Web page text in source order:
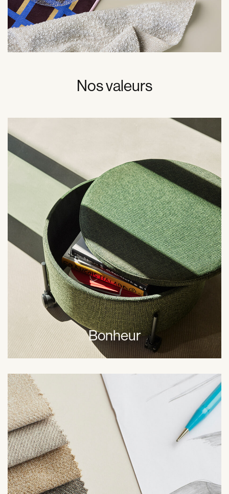
Nos valeurs
Le mot clé bonheur s’inscrit dans l’ADN de notre société.
Notre façon de vivre et d’être heureux se retrouve dans la
passion, les sourires, et dans le fait d’être soi-même.
Notre slogan “Where Happiness Lives” (Là où vit le
bonheur) résume tout.
Bonheur
Chez Hübsch, transmettre son savoir, être honnête et
communiquer de façon respectueuse sont clés. Nous
encourageons chaque personne, en interne comme en